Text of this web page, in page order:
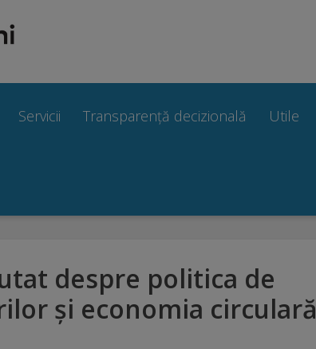
Servicii Transparență decizională Utile
despre politica de
și economia circulară